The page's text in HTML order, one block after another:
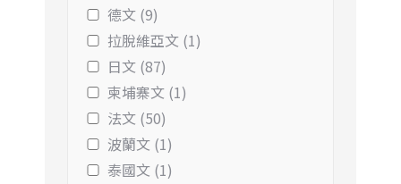
德文 (9)
拉脫維亞文 (1)
日文 (87)
柬埔寨文 (1)
法文 (50)
波蘭文 (1)
泰國文 (1)